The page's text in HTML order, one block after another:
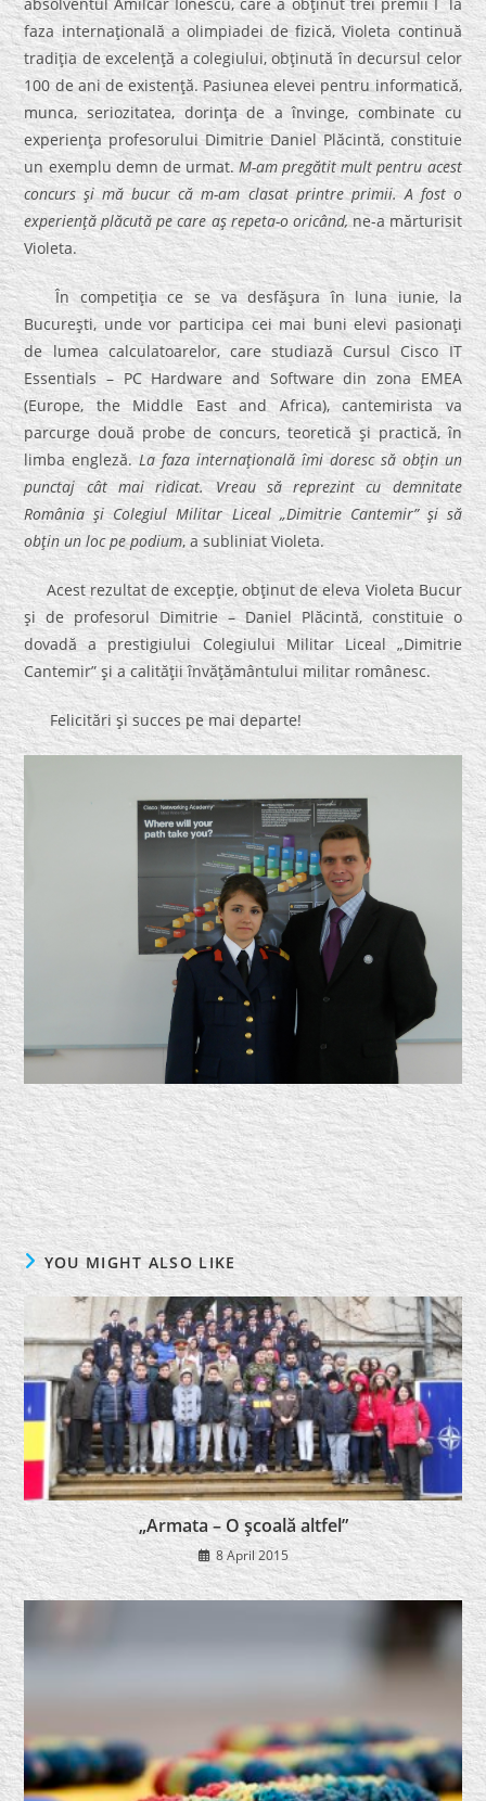
absolventul Amilcar Ionescu, care a obţinut trei premii I la
faza internaţională a olimpiadei de fizică, Violeta continuă
tradiţia de excelenţă a colegiului, obţinută în decursul celor
100 de ani de existenţă. Pasiunea elevei pentru informatică,
munca, seriozitatea, dorinţa de a învinge, combinate cu
experienţa profesorului Dimitrie Daniel Plăcintă, constituie
un exemplu demn de urmat.M-am pregătit mult pentru acest
concurs şi mă bucur că m-am clasat printre primii. A fost o
experienţă plăcută pe care aş repeta-o oricând,ne-a mărturisit
Violeta.
În competiţia ce se va desfăşura în luna iunie, la
Bucureşti, unde vor participa cei mai buni elevi pasionaţi
de lumea calculatoarelor, care studiază Cursul Cisco IT
Essentials – PC Hardware and Software din zona EMEA
(Europe, the Middle East and Africa), cantemirista va
parcurge două probe de concurs, teoretică şi practică, în
limba engleză.La faza internaţională îmi doresc să obţin un
punctaj cât mai ridicat. Vreau să reprezint cu demnitate
România şi Colegiul Militar Liceal „Dimitrie Cantemir” şi să
obţin un loc pe podium, a subliniat Violeta.
Acest rezultat de excepţie, obţinut de eleva Violeta Bucur
şi de profesorul Dimitrie – Daniel Plăcintă, constituie o
dovadă a prestigiului Colegiului Militar Liceal „Dimitrie
Cantemir” şi a calităţii învăţământului militar românesc.
Felicitări şi succes pe mai departe!
YOU MIGHT ALSO LIKE
„Armata – O şcoală altfel”
8 April 2015